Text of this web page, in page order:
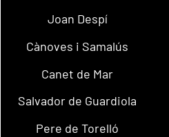
Joan Despí
Cànoves i Samalús
Canet de Mar
Salvador de Guardiola
Pere de Torelló